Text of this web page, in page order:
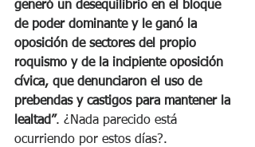
generó un desequilibrio en el bloque
de poder dominante y le ganó la
oposición de sectores del propio
roquismo y de la incipiente oposición
cívica, que denunciaron el uso de
prebendas y castigos para mantener la
lealtad”. ¿Nada parecido está
ocurriendo por estos días?.